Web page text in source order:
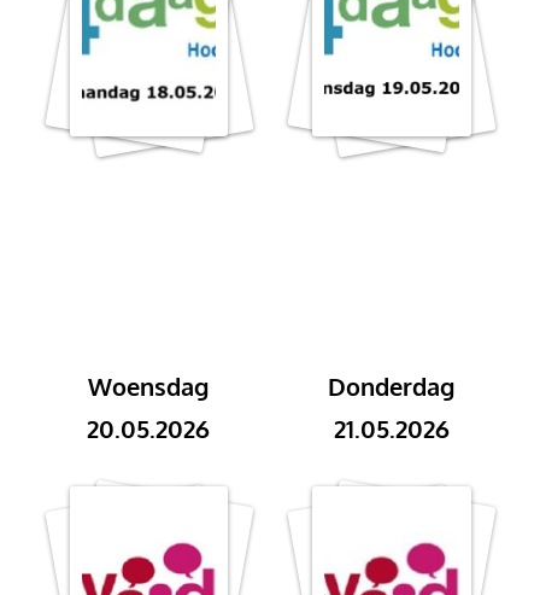
Woensdag
20.05.2026
Donderdag
21.05.2026